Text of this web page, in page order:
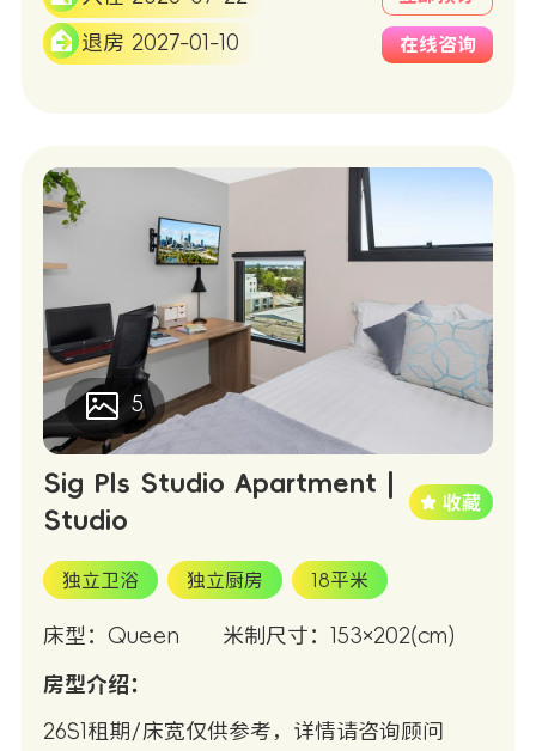
退房 2027-01-10 在线咨询
5
Sig Pls Studio Apartment |
Studio
独立卫浴 独立厨房 18平米
床型：Queen 米制尺寸：153×202(cm)
房型介绍：
26S1租期/床宽仅供参考，详情请咨询顾问